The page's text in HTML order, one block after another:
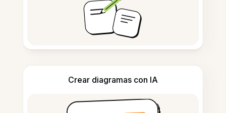
Crear diagramas con IA